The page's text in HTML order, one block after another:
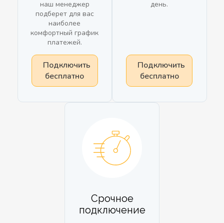
наш менеджер
подберет для вас
наиболее
комфортный график
платежей.
Подключить
бесплатно
день.
Подключить
бесплатно
Срочное
подключение